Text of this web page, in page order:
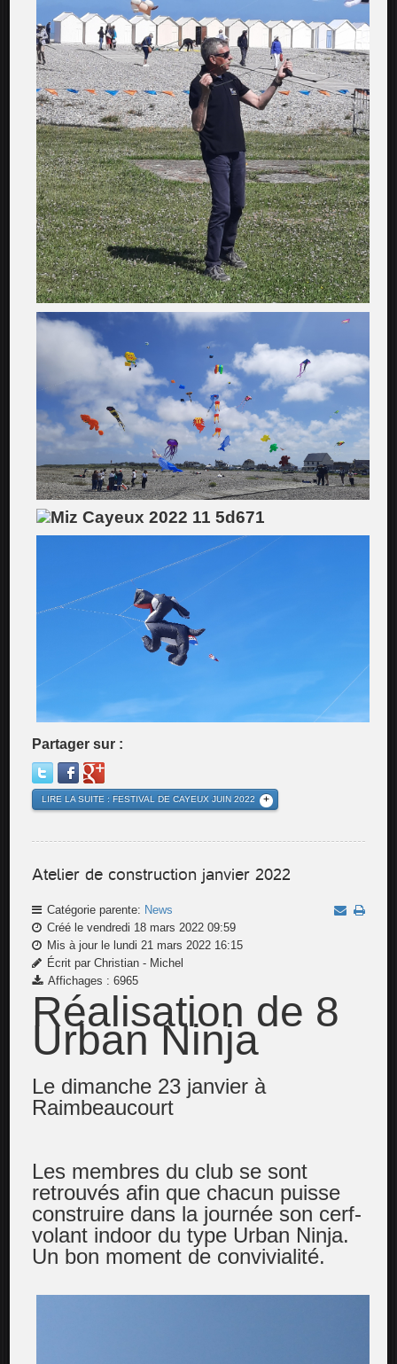
Partager sur :
LIRE LA SUITE : FESTIVAL DE CAYEUX JUIN 2022
Atelier de construction janvier 2022
Catégorie parente: News
Créé le vendredi 18 mars 2022 09:59
Mis à jour le lundi 21 mars 2022 16:15
Écrit par Christian - Michel
Affichages : 6965
Réalisation de 8
Urban Ninja
Le dimanche 23 janvier à
Raimbeaucourt
Les membres du club se sont
retrouvés afin que chacun puisse
construire dans la journée son cerf-
volant indoor du type Urban Ninja.
Un bon moment de convivialité.